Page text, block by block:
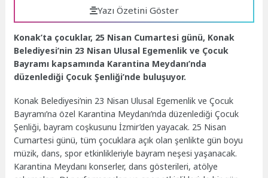
Yazı Özetini Göster
Konak’ta çocuklar, 25 Nisan Cumartesi günü, Konak
Belediyesi’nin 23 Nisan Ulusal Egemenlik ve Çocuk
Bayramı kapsamında Karantina Meydanı’nda
düzenlediği Çocuk Şenliği’nde buluşuyor.
Konak Belediyesi’nin 23 Nisan Ulusal Egemenlik ve Çocuk
Bayramı’na özel Karantina Meydanı’nda düzenlediği Çocuk
Şenliği, bayram coşkusunu İzmir’den yayacak. 25 Nisan
Cumartesi günü, tüm çocuklara açık olan şenlikte gün boyu
müzik, dans, spor etkinlikleriyle bayram neşesi yaşanacak.
Karantina Meydanı konserler, dans gösterileri, atölye